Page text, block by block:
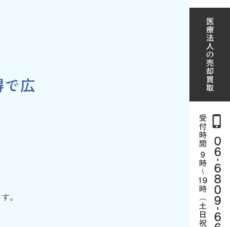
広
。